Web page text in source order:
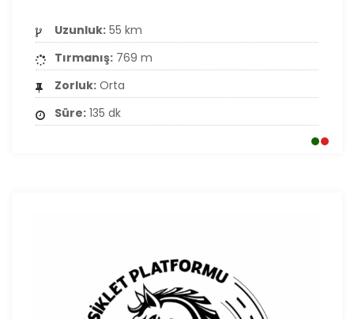
Uzunluk: 55 km
Tırmanış: 769 m
Zorluk: Orta
Süre: 135 dk